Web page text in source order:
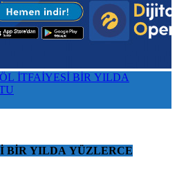
İTFAİYESİ BİR YILDA
BİR YILDA YÜZLERCE